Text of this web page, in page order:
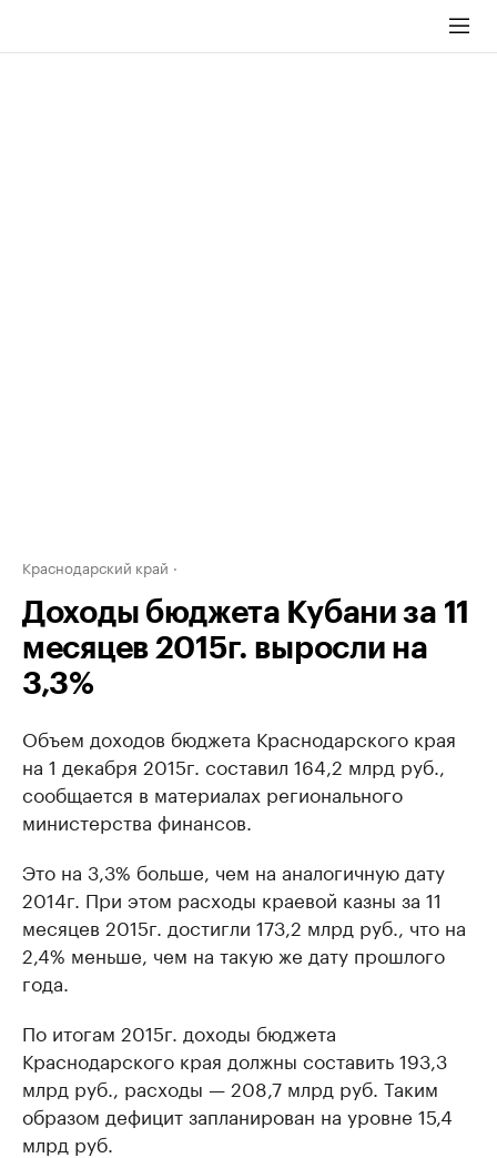
Краснодарский край
Доходы бюджета Кубани за 11
месяцев 2015г. выросли на
3,3%
Объем доходов бюджета Краснодарского края
на 1 декабря 2015г. составил 164,2 млрд руб.,
сообщается в материалах регионального
министерства финансов.
Это на 3,3% больше, чем на аналогичную дату
2014г. При этом расходы краевой казны за 11
месяцев 2015г. достигли 173,2 млрд руб., что на
2,4% меньше, чем на такую же дату прошлого
года.
По итогам 2015г. доходы бюджета
Краснодарского края должны составить 193,3
млрд руб., расходы — 208,7 млрд руб. Таким
образом дефицит запланирован на уровне 15,4
млрд руб.